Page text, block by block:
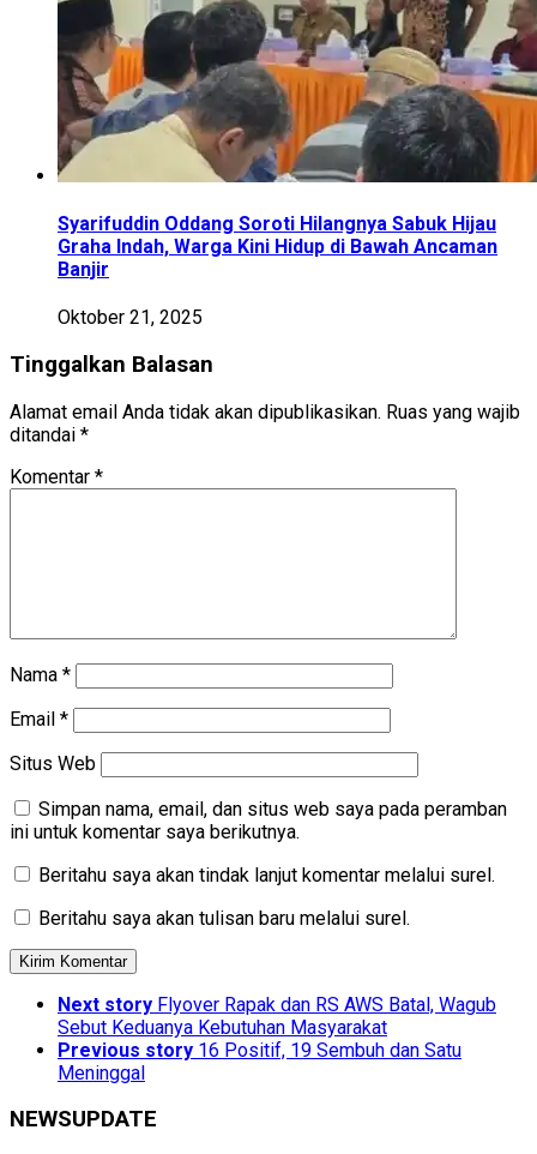
Syarifuddin Oddang Soroti Hilangnya Sabuk Hijau
Graha Indah, Warga Kini Hidup di Bawah Ancaman
Banjir
Oktober 21, 2025
Tinggalkan Balasan
Alamat email Anda tidak akan dipublikasikan. Ruas yang wajib
ditandai *
Komentar *
Nama *
Email *
Situs Web
Simpan nama, email, dan situs web saya pada peramban
ini untuk komentar saya berikutnya.
Beritahu saya akan tindak lanjut komentar melalui surel.
Beritahu saya akan tulisan baru melalui surel.
Next story Flyover Rapak dan RS AWS Batal, Wagub
Sebut Keduanya Kebutuhan Masyarakat
Previous story 16 Positif, 19 Sembuh dan Satu
Meninggal
NEWSUPDATE